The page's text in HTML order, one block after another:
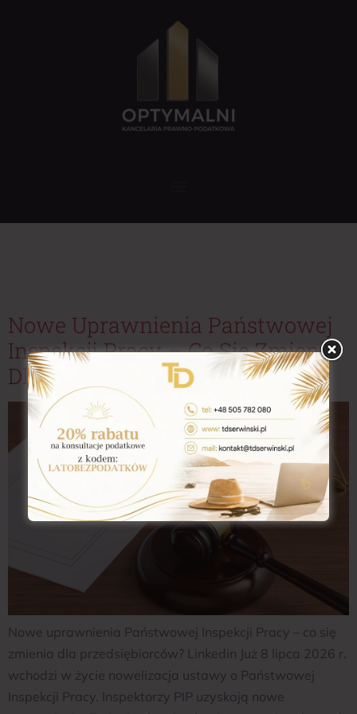
Nowe Uprawnienia Państwowej
Inspekcji Pracy – Co Się Zmienia
Dla Przedsiębiorców?
Nowe uprawnienia Państwowej Inspekcji Pracy – co się
zmienia dla przedsiębiorców? Linkedin Już 8 lipca 2026 r.
wchodzi w życie nowelizacja ustawy o Państwowej
Inspekcji Pracy. Inspektorzy PIP uzyskają nowe